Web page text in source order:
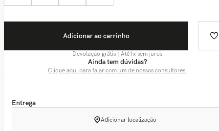
Adicionar ao carrinho
Devolução grátis | Até1x sem juros
Ainda tem dúvidas?
Clique aqui para falar com um de nossos consultores.
Entrega
Adicionar localização